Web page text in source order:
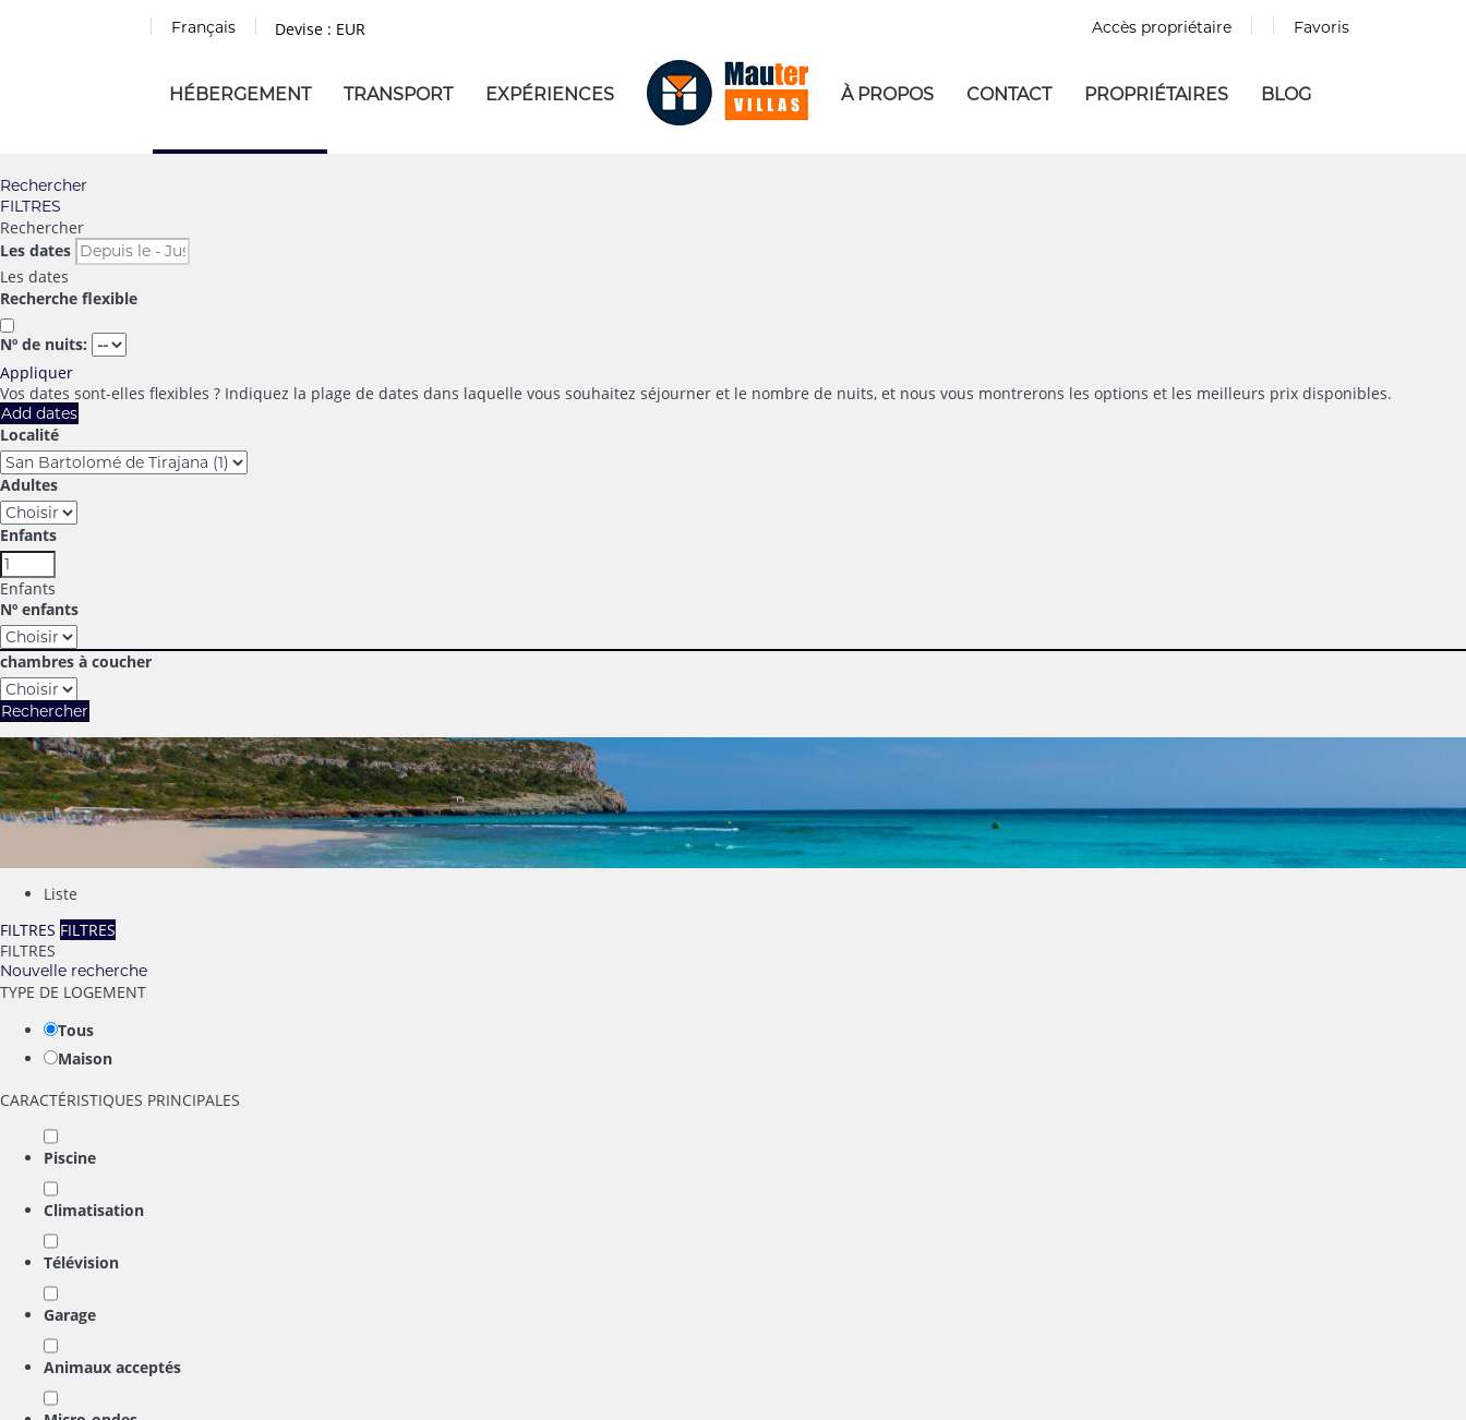
Français Devise : EUR Favoris
Accès propriétaire
HÉBERGEMENT TRANSPORT EXPÉRIENCES À PROPOS CONTACT PROPRIÉTAIRES BLOG
Rechercher
FILTRES
Rechercher
Les dates
Les dates
Recherche flexible
Nº de nuits:
Appliquer
Vos dates sont-elles flexibles ? Indiquez la plage de dates dans laquelle vous souhaitez séjourner et le nombre de nuits, et nous vous montrerons les options et les meilleurs prix disponibles.
Add dates
Localité
Adultes
Enfants
Enfants
Nº enfants
chambres à coucher
Rechercher
Liste
FILTRES FILTRES
FILTRES
Nouvelle recherche
TYPE DE LOGEMENT
Tous
Maison
CARACTÉRISTIQUES PRINCIPALES
Piscine
Climatisation
Télévision
Garage
Animaux acceptés